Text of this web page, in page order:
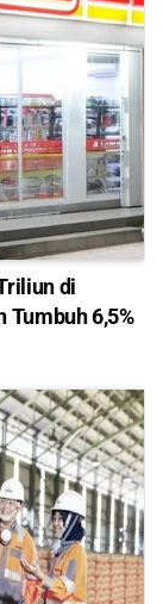
di
Tumbuh 6,5%